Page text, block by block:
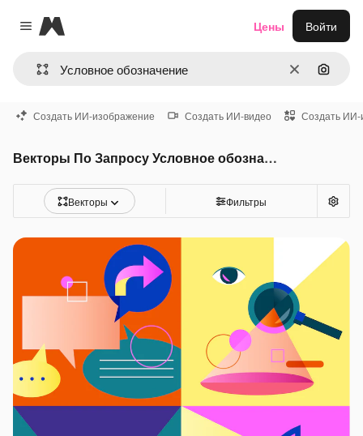
Close menu
Magnific
ОчиститьПоиск
Цены Войти
Создать ИИ-изображение Создать ИИ-видео Создать ИИ-
Векторы По Запросу Условное обозначение
Векторы Фильтры